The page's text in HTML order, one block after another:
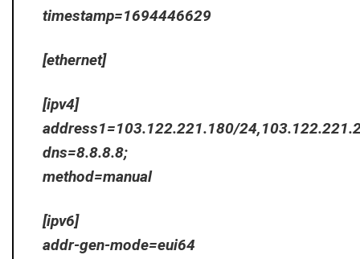
timestamp=1694446629
[ethernet]
[ipv4]
address1=103.122.221.180/
dns=8.8.8.8;
method=manual
[ipv6]
addr-gen-mode=eui64